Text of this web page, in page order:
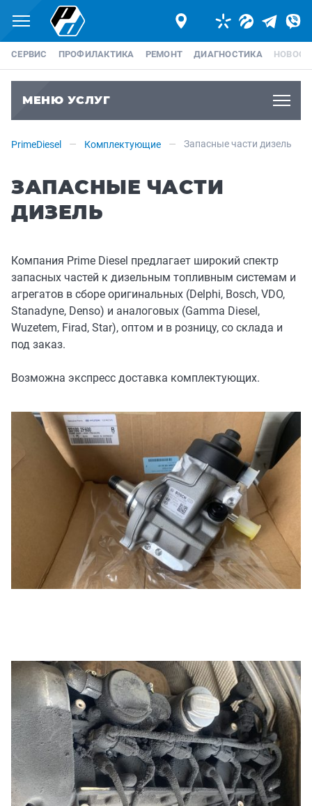
Меню
СЕРВИС ПРОФИЛАКТИКА РЕМОНТ ДИАГНОСТИКА
МЕНЮ УСЛУГ
PrimeDiesel Комплектующие Запасные части дизель
ЗАПАСНЫЕ ЧАСТИ
ДИЗЕЛЬ
Компания Prime Diesel предлагает широкий спектр
запасных частей к дизельным топливным системам и
агрегатов в сборе оригинальных (Delphi, Bosch, VDO,
Stanadyne, Denso) и аналоговых (Gamma Diesel,
Wuzetem, Firad, Star), оптом и в розницу, со склада и
под заказ.
Возможна экспресс доставка комплектующих.